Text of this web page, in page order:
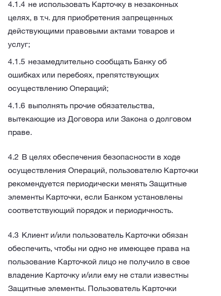
не использовать Карточку в незаконных
целях, в т.ч. для приобретения запрещенных
действующими правовыми актами товаров и
услуг;
незамедлительно сообщать Банку об
ошибках или перебоях, препятствующих
осуществлению Операций;
выполнять прочие обязательства,
вытекающие из Договора или Закона о долговом
праве.
В целях обеспечения безопасности в ходе
осуществления Операций, пользователю Карточки
рекомендуется периодически менять Защитные
элементы Карточки, если Банком установлены
соответствующий порядок и периодичность.
Клиент и/или пользователь Карточки обязан
обеспечить, чтобы ни одно не имеющее права на
пользование Карточкой лицо не получило в свое
владение Карточку и/или ему не стали известны
Защитные элементы. Пользователь Карточки